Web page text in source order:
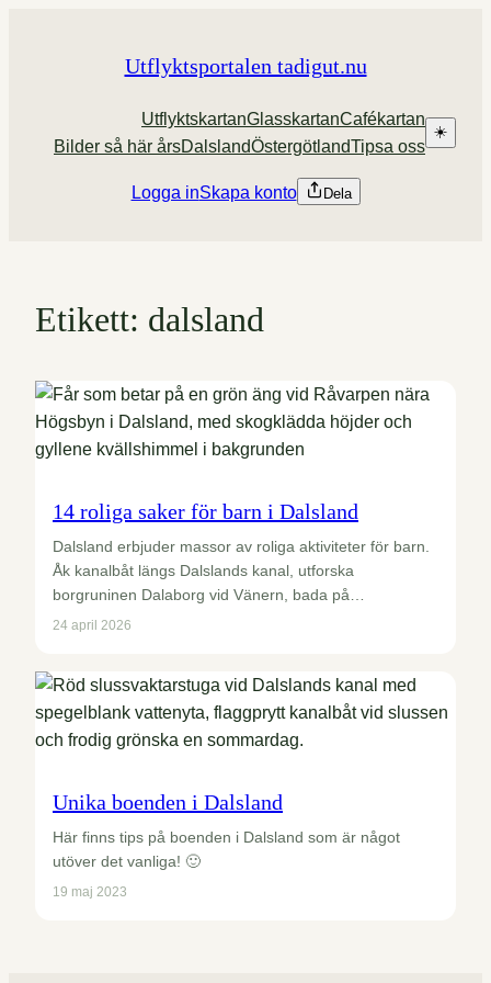
Utflyktsportalen tadigut.nu
UtflyktskartanGlasskartanCafékartan
Bilder så här årsDalslandÖstergötlandTipsa oss
☀️
Logga inSkapa konto Dela
Etikett: dalsland
14 roliga saker för barn i Dalsland
Dalsland erbjuder massor av roliga aktiviteter för barn.
Åk kanalbåt längs Dalslands kanal, utforska
borgruninen Dalaborg vid Vänern, bada på…
24 april 2026
Unika boenden i Dalsland
Här finns tips på boenden i Dalsland som är något
utöver det vanliga! 🙂
19 maj 2023